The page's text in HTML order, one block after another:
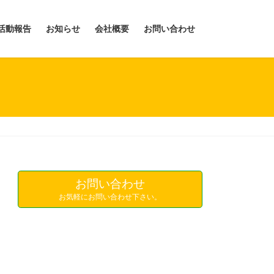
動報告 お知らせ 会社概要 お問い合わせ
お問い合わせ
お気軽にお問い合わせ下さい。